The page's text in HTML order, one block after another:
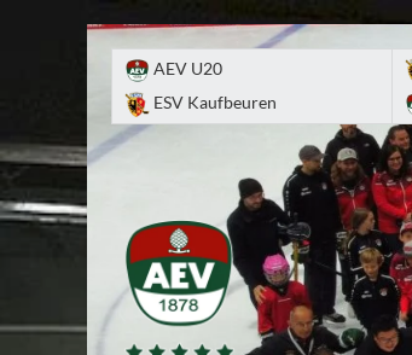
AEV U20
ESV Kaufbeuren